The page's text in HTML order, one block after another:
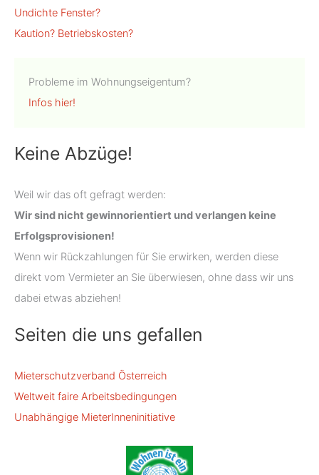
Undichte Fenster?
Kaution? Betriebskosten?
Probleme im Wohnungseigentum?
Infos hier!
Keine Abzüge!
Weil wir das oft gefragt werden:
Wir sind nicht gewinnorientiert und verlangen keine
Erfolgsprovisionen!
Wenn wir Rückzahlungen für Sie erwirken, werden diese
direkt vom Vermieter an Sie überwiesen, ohne dass wir uns
dabei etwas abziehen!
Seiten die uns gefallen
Mieterschutzverband Österreich
Weltweit faire Arbeitsbedingungen
Unabhängige MieterInneninitiative